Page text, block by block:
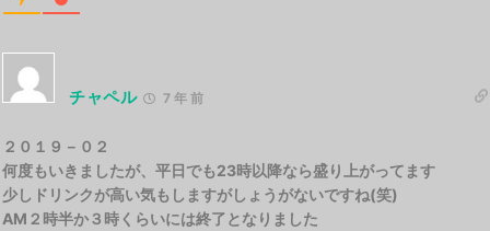
チャペル 7 年 前
２０１９－０２
何度もいきましたが、平日でも23時以降なら盛り上がってます
少しドリンクが高い気もしますがしょうがないですね(笑)
AM２時半か３時くらいには終了となりました